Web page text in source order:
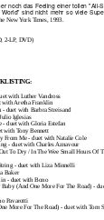
noch das Feeling einer tollen "All-
sind nicht mehr so viele
New York Times, 1993.
2-LP, DVD)
with Luther Vandross
with Aretha Franklin
duet with Barbra Streisand
Iglesias
- duet with Gloria Estefan
with Tony Bennett
From Me - duet with Natalie Cole
- duet with Charles Aznavour
To Dry / In The Wee Small Hours Of
- duet with Liza Minnelli
Baker
- duet with Bono
(And One More For The Road) -
Pavarotti
More For The Road) - duet with Tom